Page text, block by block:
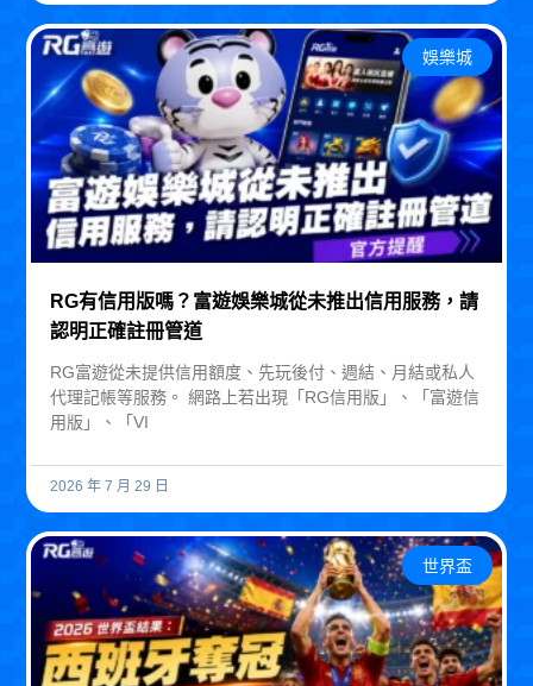
娛樂城
RG有信用版嗎？富遊娛樂城從未推出信用服務，請
認明正確註冊管道
RG富遊從未提供信用額度、先玩後付、週結、月結或私人
代理記帳等服務。 網路上若出現「RG信用版」、「富遊信
用版」、「VI
2026 年 7 月 29 日
世界盃